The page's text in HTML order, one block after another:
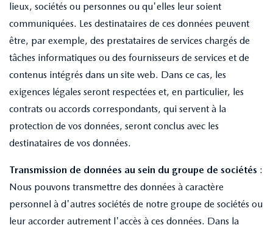
lieux, sociétés ou personnes ou qu'elles leur soient
communiquées. Les destinataires de ces données peuvent
être, par exemple, des prestataires de services chargés de
tâches informatiques ou des fournisseurs de services et de
contenus intégrés dans un site web. Dans ce cas, les
exigences légales seront respectées et, en particulier, les
contrats ou accords correspondants, qui servent à la
protection de vos données, seront conclus avec les
destinataires de vos données.
Transmission de données au sein du groupe de sociétés :
Nous pouvons transmettre des données à caractère
personnel à d'autres sociétés de notre groupe de sociétés ou
leur accorder autrement l'accès à ces données. Dans la